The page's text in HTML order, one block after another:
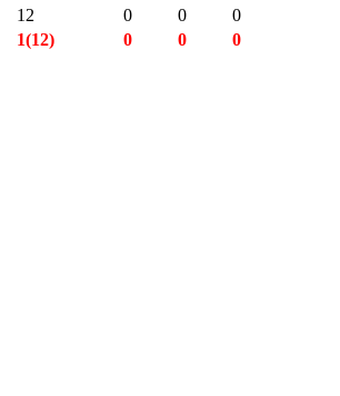
12 0 0
0
1(12) 0 0
0